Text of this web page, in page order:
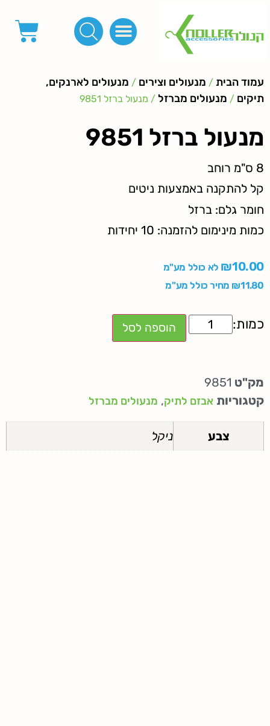
עמוד הבית / מנעולים וצירים / מנעולים לארנקים,
תיקים / מנעולים מברזל / מנעול ברזל 9851
מנעול ברזל 9851
8 ס"מ רוחב
קל להתקנה באמצעות ניטים
חומר גלם: ברזל
כמות מינימום להזמנה: 10 יחידות
₪10.00
לא כולל מע"מ
₪11.80 מחיר כולל מע"מ
הוספה לסל
מק"ט 9851
קטגוריות אבזם לתיק, מנעולים מברזל
צבע ניקל